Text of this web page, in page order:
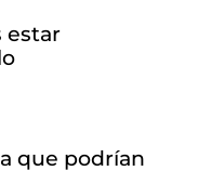
estar
que podrían